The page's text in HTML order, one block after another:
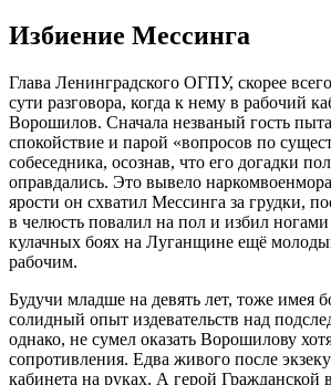
Избиение Мессинга
Глава Ленинградского ОГПУ, скорее
сути разговора, когда к нему в рабочий
Ворошилов. Сначала незваный гость
спокойствие и парой «вопросов по
собеседника, осознав, что его догадки
оправдались. Это вывело
ярости он схватил Мессинга за грудки,
в челюсть повалил на пол и избил ногами
кулачных боях на Луганщине ещё
рабочим.
Будучи младше на девять лет, тоже имея
солидный опыт издевательств над
однако, не сумел оказать Ворошилову
сопротивления. Едва живого после
кабинета на руках. А герой Гражданской